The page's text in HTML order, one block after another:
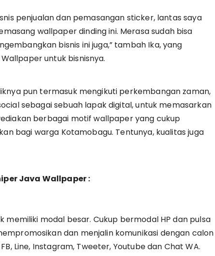
penjualan dan pemasangan sticker, lantas saya
wallpaper dinding ini. Merasa sudah bisa
bisnis ini juga,” tambah Ika, yang
untuk bisnisnya.
pun termasuk mengikuti perkembangan zaman,
sebagai sebuah lapak digital, untuk memasarkan
berbagai motif wallpaper yang cukup
bagi warga Kotamobagu. Tentunya, kualitas juga
Java Wallpaper :
memiliki modal besar. Cukup bermodal HP dan pulsa
dan menjalin komunikasi dengan calon
Line, Instagram, Tweeter, Youtube dan Chat WA.